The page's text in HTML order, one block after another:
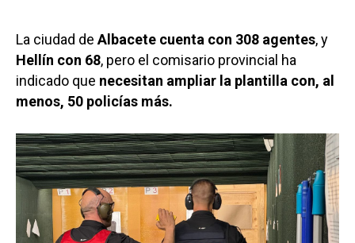
La ciudad de Albacete cuenta con 308 agentes, y
Hellín con 68, pero el comisario provincial ha
indicado que necesitan ampliar la plantilla con, al
menos, 50 policías más.